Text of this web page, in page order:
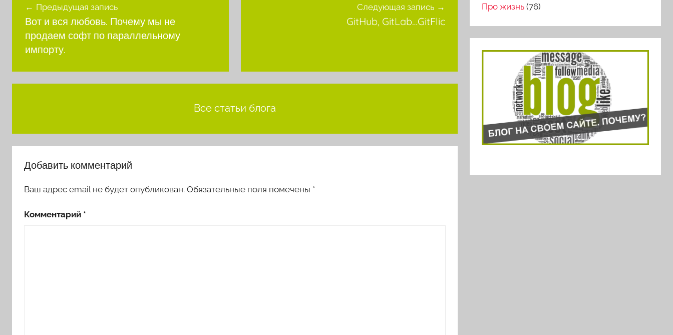
по
записям
Предыдущая запись
Вот и вся любовь. Почему мы не
продаем софт по параллельному
импорту.
Следующая запись
GitHub, GitLab…GitFlic
Все статьи блога
Добавить комментарий
Ваш адрес email не будет опубликован. Обязательные поля помечены *
Комментарий *
Про жизнь (76)